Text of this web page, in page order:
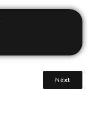
Next